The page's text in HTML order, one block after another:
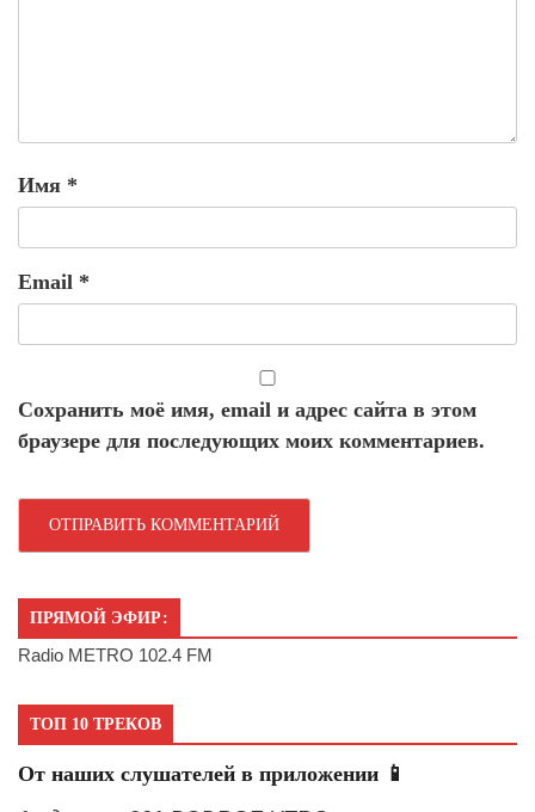
Имя *
Email *
Сохранить моё имя, email и адрес сайта в этом
браузере для последующих моих комментариев.
ПРЯМОЙ ЭФИР:
Radio METRO 102.4 FM
ТОП 10 ТРЕКОВ
От наших слушателей в приложении 📱